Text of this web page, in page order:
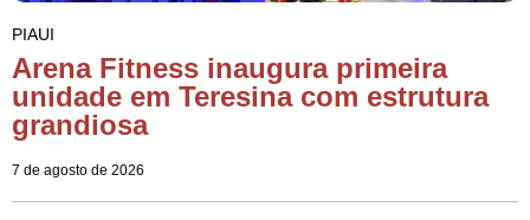
PIAUI
Arena Fitness inaugura primeira
unidade em Teresina com estrutura
grandiosa
7 de agosto de 2026